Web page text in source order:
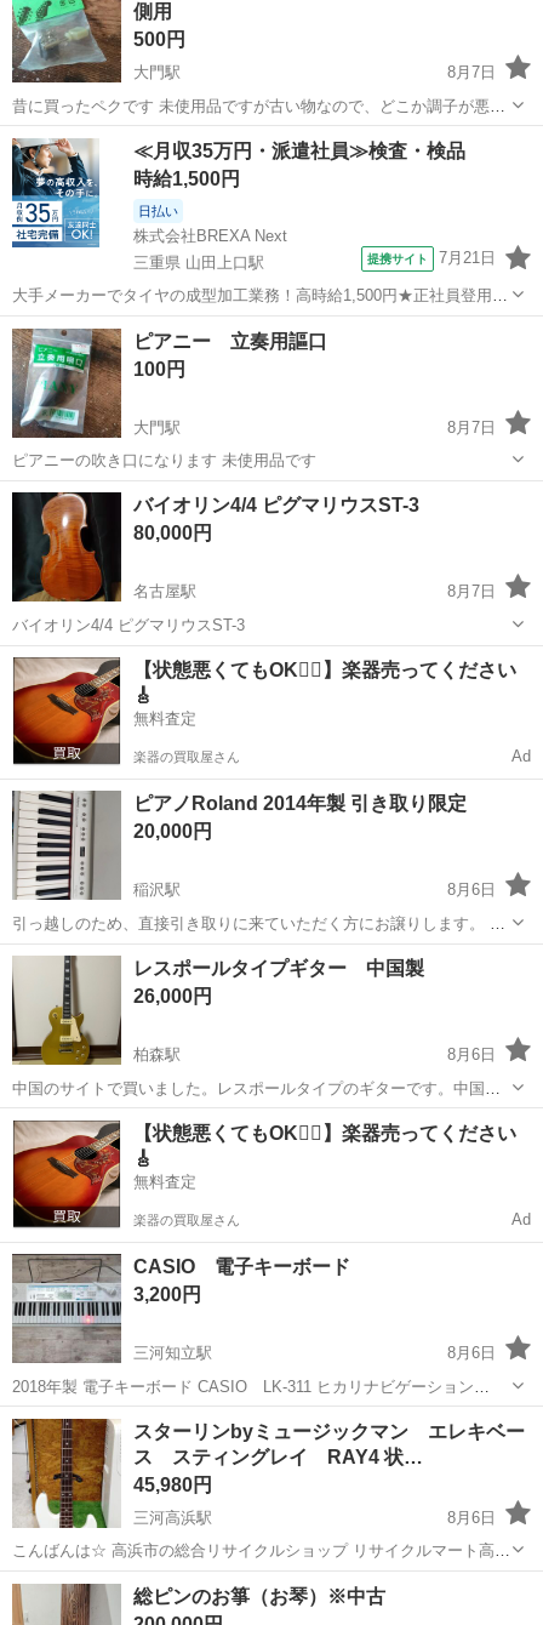
側用
500円
大門駅
8月7日
昔に買ったペクです 未使用品ですが古い物なので、どこか調子が悪い
かもしれません
愛知 岡崎市 大門駅 弦楽器、ギター どこか
≪月収35万円・派遣社員≫検査・検品
時給1,500円
日払い
株式会社BREXA Next
三重県 山田上口駅
提携サイト 7月21日
大手メーカーでタイヤの成型加工業務！高時給1,500円★正社員登用制
度あり！ワンルーム寮完備！マイカー通勤OK！無料駐車場あり！《三
重県伊勢市》 人気の工場のお仕事 ◇タイヤの製造◇ トラック・バ
ス・RV車用を中心とした...
三重 伊勢市 山田上口駅 その他
ピアニー 立奏用謳口
100円
大門駅
8月7日
ピアニーの吹き口になります 未使用品です
愛知 岡崎市 大門駅 鍵盤楽器、ピアノ
バイオリン4/4 ピグマリウスST-3
80,000円
名古屋駅
8月7日
バイオリン4/4 ピグマリウスST-3
愛知 名古屋市 名古屋駅 弦楽器、ギター
【状態悪くてもOK🙆‍♀️】楽器売ってください
🎸
無料査定
楽器の買取屋さん Ad
ピアノRoland 2014年製 引き取り限定
20,000円
稲沢駅
8月6日
引っ越しのため、直接引き取りに来ていただく方にお譲りします。 前
回の引っ越し少し傷がありましたが、動作としては問題ありません。
愛知 稲沢市 稲沢駅 鍵盤楽器、ピアノ
レスポールタイプギター 中国製
26,000円
柏森駅
8月6日
中国のサイトで買いました。レスポールタイプのギターです。中国製
です。 普通に音はなり、弾き難いということもありません。 目立った
傷もありません。 遠目で見ると綺麗なのでオブジェなどにも使えそう
です。
愛知 丹羽郡 柏森駅 弦楽器、ギター
【状態悪くてもOK🙆‍♀️】楽器売ってください
🎸
無料査定
楽器の買取屋さん Ad
CASIO 電子キーボード
3,200円
三河知立駅
8月6日
2018年製 電子キーボード CASIO LK-311 ヒカリナビゲーション
（H・I・K・A・R・INavigation） 問題なく音も出ますし、マイクも音
が出ます。 動作確認済み。 子ども達が使用していましたが、頻度が...
愛知 知立市 三河知立駅 鍵盤楽器、ピアノ
スターリンbyミュージックマン エレキベー
ス スティングレイ RAY4 状…
45,980円
三河高浜駅
8月6日
こんばんは☆ 高浜市の総合リサイクルショップ リサイクルマート高浜
店です。 本日のご紹介はこちらです。 スターリンbyミュージックマ
ン エレキベース スティングレイ RAY4 状態良好品 ソフトケ...
愛知 高浜市 三河高浜駅 弦楽器、ギター
総ピンのお箏（お琴）※中古